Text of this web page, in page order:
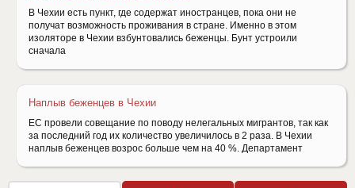
В Чехии есть пункт, где содержат иностранцев, пока они не
получат возможность проживания в стране. Именно в этом
изоляторе в Чехии взбунтовались беженцы. Бунт устроили
сначала
Наплыв беженцев в Чехии
ЕС провели совещание по поводу нелегальных мигрантов, так как
за последний год их количество увеличилось в 2 раза. В Чехии
наплыв беженцев возрос больше чем на 40 %. Департамент